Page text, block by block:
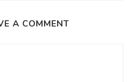
A COMMENT